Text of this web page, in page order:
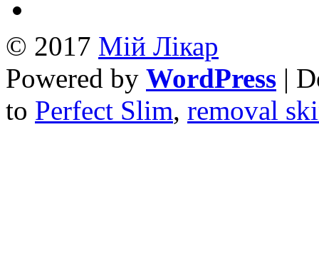
© 2017 Mій Лікар
Powered by WordPress |
to Perfect Slim, removal